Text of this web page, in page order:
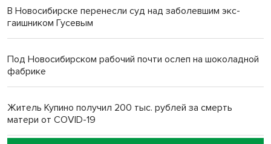
В Новосибирске перенесли суд над заболевшим экс-
гаишником Гусевым
Под Новосибирском рабочий почти ослеп на шоколадной
фабрике
Житель Купино получил 200 тыс. рублей за смерть
матери от COVID-19